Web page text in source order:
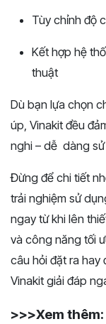
Tùy chỉnh độ
Kết hợp hệ
thuật
Dù bạn lựa chọn
úp, Vinakit đều
nghi – dễ dàng
Đừng để chi tiết
trải nghiệm sử
ngay từ khi lên
và công năng tối
câu hỏi đặt ra hay
Vinakit giải đáp
>>>Xem thêm: